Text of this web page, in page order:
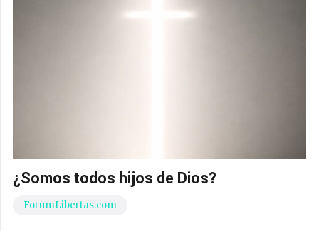
¿Somos todos hijos de Dios?
ForumLibertas.com